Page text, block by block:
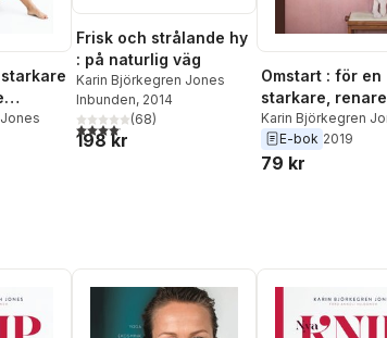
sex
Totalt antal röster:
Frisk och strålande hy
: på naturlig väg
Karin Björkegren Jones
Inbunden, 2014
4,1utav 5 stjärnor. Totalt antal röster:
(68)
198 kr
Omstart : för en
starkare,
friskare kropp
Karin Björkegren
E-bok 2019
79 kr